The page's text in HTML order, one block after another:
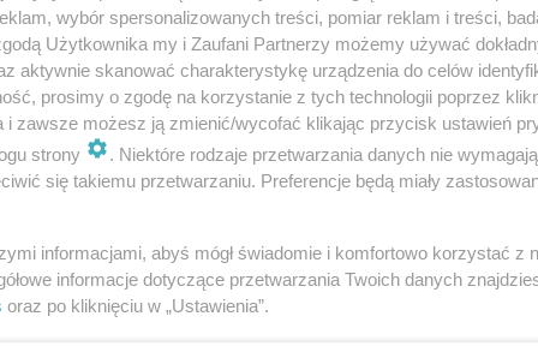
był koncert Snoop Dogga, który był występem-
prezentów dla gości od gwiazdy wieczoru czy
wybór spersonalizowanych treści, pomiar reklam i treści,
Użytkownika my i Zaufani Partnerzy możemy używać
aktywnie skanować charakterystykę urządzenia do celów
prosimy o zgodę na korzystanie z tych technologii poprzez
i zawsze możesz ją zmienić/wycofać klikając przycisk ustawień
strony
. Niektóre rodzaje przetwarzania danych nie
się takiemu przetwarzaniu. Preferencje będą miały
informacjami, abyś mógł świadomie i komfortowo korzystać z
informacje dotyczące przetwarzania Twoich danych
oraz po kliknięciu w „Ustawienia”.